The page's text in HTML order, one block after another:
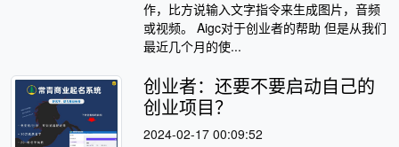
作，比方说输入文字指令来生成图片，音频
或视频。 Aigc对于创业者的帮助 但是从我们
最近几个月的使...
创业者：还要不要启动自己的
创业项目？
2024-02-17 00:09:52